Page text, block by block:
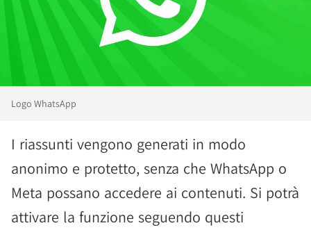
Logo WhatsApp
I riassunti vengono generati in modo
anonimo e protetto, senza che WhatsApp o
Meta possano accedere ai contenuti. Si potrà
attivare la funzione seguendo questi